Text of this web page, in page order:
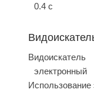
0.4 c
Видоискатель
электронный
Использование